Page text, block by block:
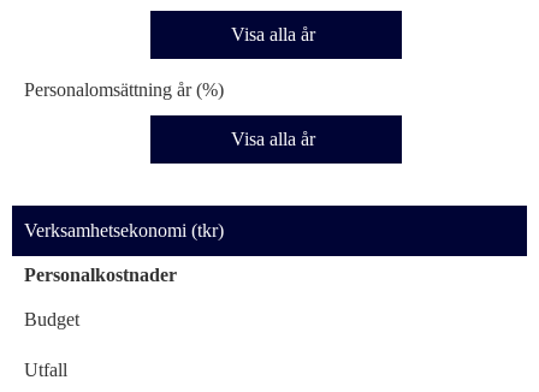
Visa alla år
Personalomsättning år (%)
Visa alla år
Verksamhetsekonomi (tkr)
Personalkostnader
Budget
Utfall